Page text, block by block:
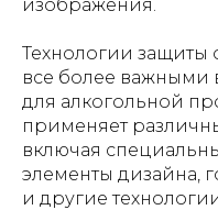
изображения.
Технологии защиты
все более важными
для алкогольной
применяет
включая
элементы дизайна,
и другие